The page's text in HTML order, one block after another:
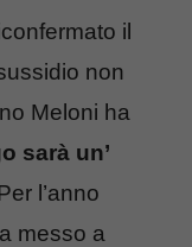
il
non
Meloni ha
sarà un’
l’anno
messo a